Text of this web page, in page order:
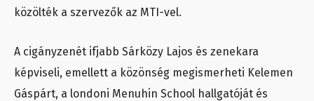
közölték a szervezők az MTI-vel.
A cigányzenét ifjabb Sárközy Lajos és zenekara
képviseli, emellett a közönség megismerheti Kelemen
Gáspárt, a londoni Menuhin School hallgatóját és